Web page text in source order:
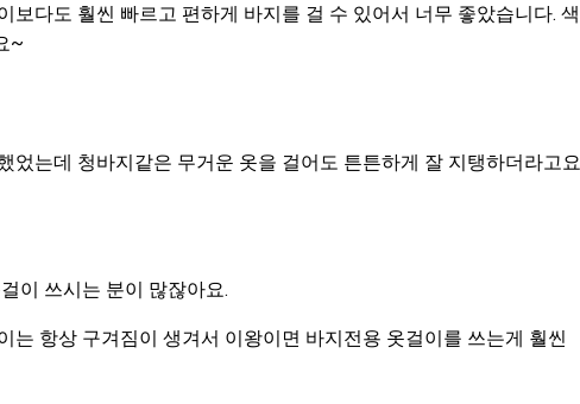
보다도 훨씬 빠르고 편하게 바지를 걸 수 있어서 너무 좋았습니다. 색
~
었는데 청바지같은 무거운 옷을 걸어도 튼튼하게 잘 지탱하더라고요
이 쓰시는 분이 많잖아요.
는 항상 구겨짐이 생겨서 이왕이면 바지전용 옷걸이를 쓰는게 훨씬